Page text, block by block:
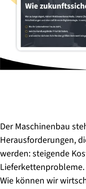
Der Maschinenbau
Herausforderungen,
werden: steigende
Wie können wir